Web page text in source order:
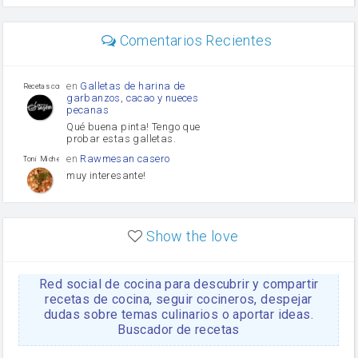
Comentarios Recientes
Recetas con sazon
en Galletas de harina de
garbanzos, cacao y nueces
pecanas
Qué buena pinta! Tengo que
probar estas galletas.
Toni Michel Caubet
en Rawmesan casero
muy interesante!
enLasaña casera fácil y
HOJALDROSA TV
enGachas de la abuela
Rosa
https://youtu.be/Mz69gcVO3sI
Rosa enReceta Del Bizcocho
Show the love
Red social de cocina para descubrir y compartir
recetas de cocina, seguir cocineros, despejar
dudas sobre temas culinarios o aportar ideas.
Buscador de recetas